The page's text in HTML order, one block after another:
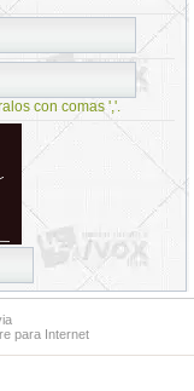
con comas ','.
para Internet